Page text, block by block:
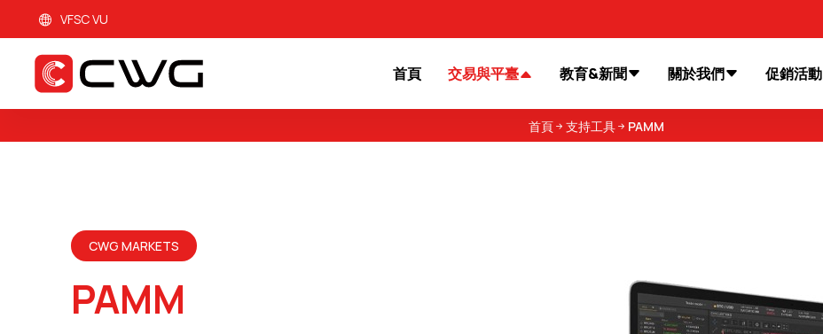
VFSC VU
首頁 交易與平臺 教育&新聞 關於我們 促銷活動
首頁 支持工具 PAMM
CWG MARKETS
PAMM